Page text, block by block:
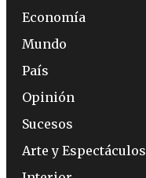
Economía
Mundo
País
Opinión
Sucesos
Arte y Espectáculos